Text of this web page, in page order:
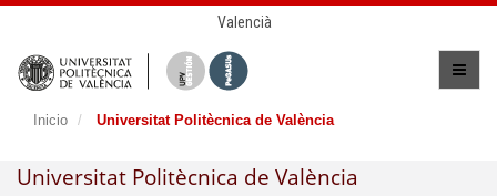
Valencià
Inicio Universitat Politècnica de València
Universitat Politècnica de València